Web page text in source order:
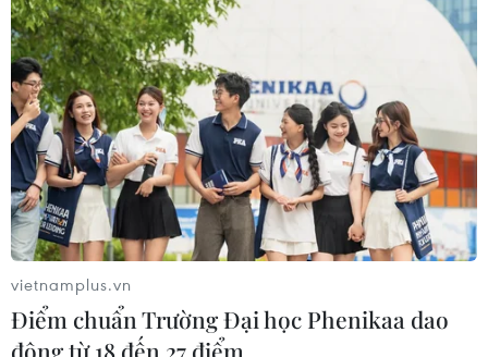
phối cấp cứu bệnh nhân COVID-19
27/07/2021 12:37
Tổng đài Trung tâm cấp cứu 115 TP.HCM hiện hữu vẫn
được giữ nguyên và mở thêm Tổng đài Trung tâm cấp
cứu 115 dã chiến tại Công viên phần mềm Quang Trung
để tăng công suất điều phối cấp cứu bệnh nhân.
vietnamplus.vn
Điểm chuẩn Trường Đại học Phenikaa dao
động từ 18 đến 27 điểm